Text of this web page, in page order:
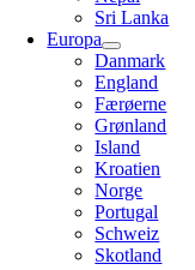
Sri Lanka
Europa
Danmark
England
Færøerne
Grønland
Island
Kroatien
Norge
Portugal
Schweiz
Skotland